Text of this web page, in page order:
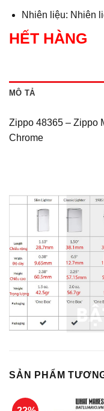
Nhiên liệu: Nhiên
HẾT HÀNG
MÔ TẢ
Zippo 48365 – Zippo
Chrome
SẢN PHẨM